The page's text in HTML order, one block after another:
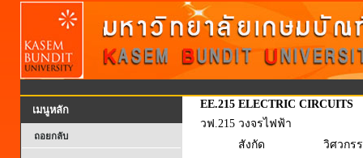
เมนูหลัก
ถอยกลับ
EE.215 ELECTRIC CIRCUITS
วฟ.215 วงจรไฟฟ้า
สังกัด
วิศวกร